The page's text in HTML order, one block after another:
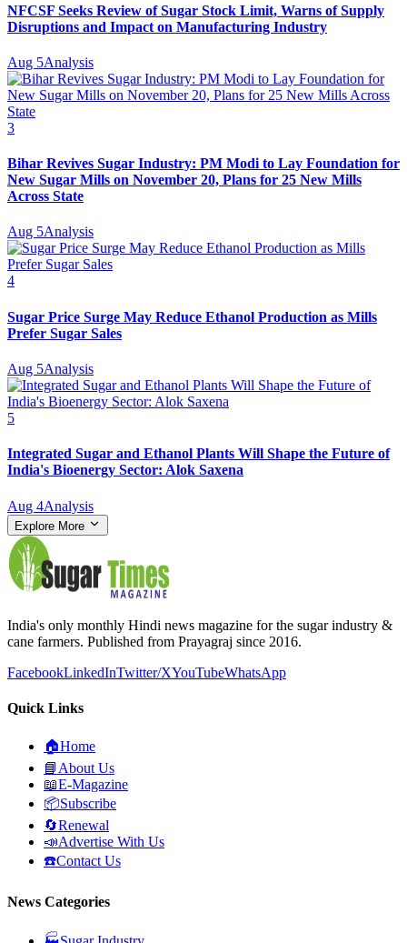
NFCSF Seeks Review of Sugar Stock Limit, Warns of Supply
Disruptions and Impact on Manufacturing Industry
Aug 5Analysis
3
Bihar Revives Sugar Industry: PM Modi to Lay Foundation for
New Sugar Mills on November 20, Plans for 25 New Mills
Across State
Aug 5Analysis
4
Sugar Price Surge May Reduce Ethanol Production as Mills
Prefer Sugar Sales
Aug 5Analysis
5
Integrated Sugar and Ethanol Plants Will Shape the Future of
India's Bioenergy Sector: Alok Saxena
Aug 4Analysis
Explore More
India's only monthly Hindi news magazine for the sugar industry &
cane farmers. Published from Prayagraj since 2016.
FacebookLinkedInTwitter/XYouTubeWhatsApp
Quick Links
🏠Home
📘 About Us
📖E-Magazine
📦Subscribe
🔄Renewal
📣Advertise With Us
☎️Contact Us
News Categories